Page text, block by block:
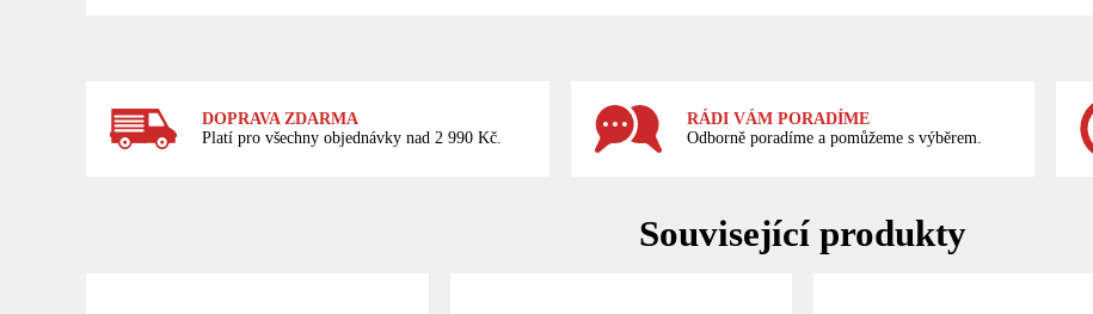
DOPRAVA ZDARMA
Platí pro všechny objednávky nad 2 990 Kč.
RÁDI VÁM PORADÍME
Odborně poradíme a pomůžeme s výběrem.
Související produkty